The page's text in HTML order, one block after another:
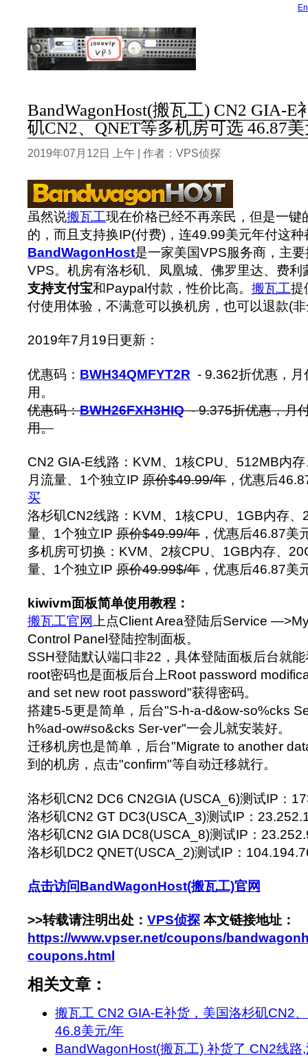
BandWagonHost(搬瓦工) CN2 GIA-
矶CN2、QNET等多机房可选 46.87
2019年07月12日 上午 | 作者：VPS侦探
虽然说搬瓦工现在价格已经不再亲民，但是一键
的，而且支持换IP(付费)，连49.99美元年付这
BandWagonHost是一家美国VPS服务商，主
VPS。机房有洛杉矶、凤凰城、佛罗里达、费利
支持支付宝和Paypal付款，性价比高。 搬瓦工提
付使用体验，不满意可以换机房，也可以退款(
2019年7月19日更新：
优惠码： BWH34QMFYT2R - 9.362折优惠，
用。
优惠码：BWH26FXH3HIQ- 9.375折优惠，月
用。
CN2 GIA-E线路：KVM、1核CPU、512MB内
月流量、1个独立IP 原价$49.99/年 ，优惠后
买
洛杉矶CN2线路：KVM、1核CPU、1GB内存
量、1个独立IP 原价$49.99/年 ，优惠后46.87美
多机房可切换：KVM、2核CPU、1GB内存、
量、1个独立IP 原价49.99$/年 ，优惠后46.87美
kiwivm面板简单使用教程：
搬瓦工官网上点Client Area登陆后Service
Control Panel登陆控制面板。
SSH登陆默认端口非22，具体登陆面板后台就
root密码也是面板后台上Root password
and set new root password"获得密码。
搭建5-5更是简单，后台"S-h-a-d&ow-so%cks
h%ad-ow#so&cks Ser-ver"一会儿就安装好。
迁移机房也是简单，后台"Migrate to another
到的机房，点击"confirm"等自动迁移就行。
洛杉矶CN2 DC6 CN2GIA (USCA_6)测试IP：
洛杉矶CN2 GT DC3(USCA_3)测试IP：
洛杉矶CN2 GIA DC8(USCA_8)测试IP：
洛杉矶DC2 QNET(USCA_2)测试IP：
点击访问BandWagonHost(搬瓦工)官网
>>转载请注明出处： VPS侦探 本文链接地址：
https://www.vpser.net/coupons/
coupons.html
相关文章：
搬瓦工 CN2 GIA-E补货，美国洛杉矶CN2
46.8美元/年
BandWagonHost(搬瓦工) 补货了 CN2线路